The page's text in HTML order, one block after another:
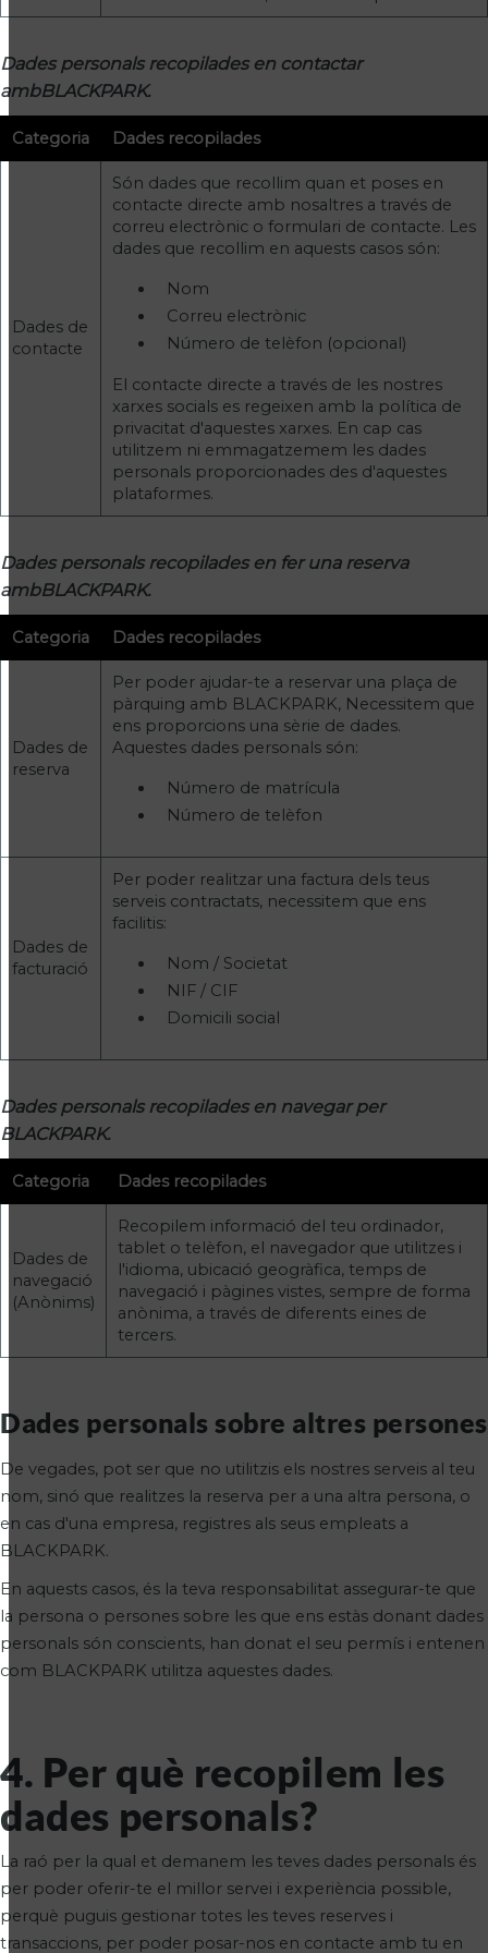
Dades personals recopilades en contactar
ambBLACKPARK.
Categoria Dades recopilades
Dades de
contacte
Són dades que recollim quan et poses en
contacte directe amb nosaltres a través de
correu electrònic o formulari de contacte. Les
dades que recollim en aquests casos són:
Nom
Correu electrònic
Número de telèfon (opcional)
El contacte directe a través de les nostres
xarxes socials es regeixen amb la política de
privacitat d'aquestes xarxes. En cap cas
utilitzem ni emmagatzemem les dades
personals proporcionades des d'aquestes
plataformes.
Dades personals recopilades en fer una reserva
ambBLACKPARK.
Categoria Dades recopilades
Dades de
reserva
Per poder ajudar-te a reservar una plaça de
pàrquing amb BLACKPARK, Necessitem que
ens proporcions una sèrie de dades.
Aquestes dades personals són:
Número de matrícula
Número de telèfon
Dades de
facturació
Per poder realitzar una factura dels teus
serveis contractats, necessitem que ens
facilitis:
Nom / Societat
NIF / CIF
Domicili social
Dades personals recopilades en navegar per
BLACKPARK.
Categoria Dades recopilades
Dades de
navegació
(Anònims)
Recopilem informació del teu ordinador,
tablet o telèfon, el navegador que utilitzes i
l'idioma, ubicació geogràfica, temps de
navegació i pàgines vistes, sempre de forma
anònima, a través de diferents eines de
tercers.
Dades personals sobre altres persones
De vegades, pot ser que no utilitzis els nostres serveis al teu
nom, sinó que realitzes la reserva per a una altra persona, o
en cas d'una empresa, registres als seus empleats a
BLACKPARK.
En aquests casos, és la teva responsabilitat assegurar-te que
la persona o persones sobre les que ens estàs donant dades
personals són conscients, han donat el seu permís i entenen
com BLACKPARK utilitza aquestes dades.
4. Per què recopilem les
dades personals?
La raó per la qual et demanem les teves dades personals és
per poder oferir-te el millor servei i experiència possible,
perquè puguis gestionar totes les teves reserves i
transaccions, per poder posar-nos en contacte amb tu en